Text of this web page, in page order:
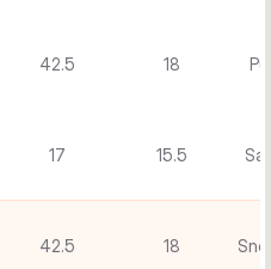
42.5 18
17 15.5
42.5 18